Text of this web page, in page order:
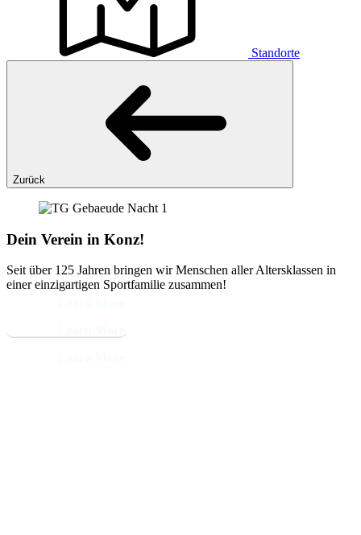
Standorte
Zurück
Dein Verein in Konz!
Seit über 125 Jahren bringen wir Menschen aller Altersklassen in
einer einzigartigen Sportfamilie zusammen!